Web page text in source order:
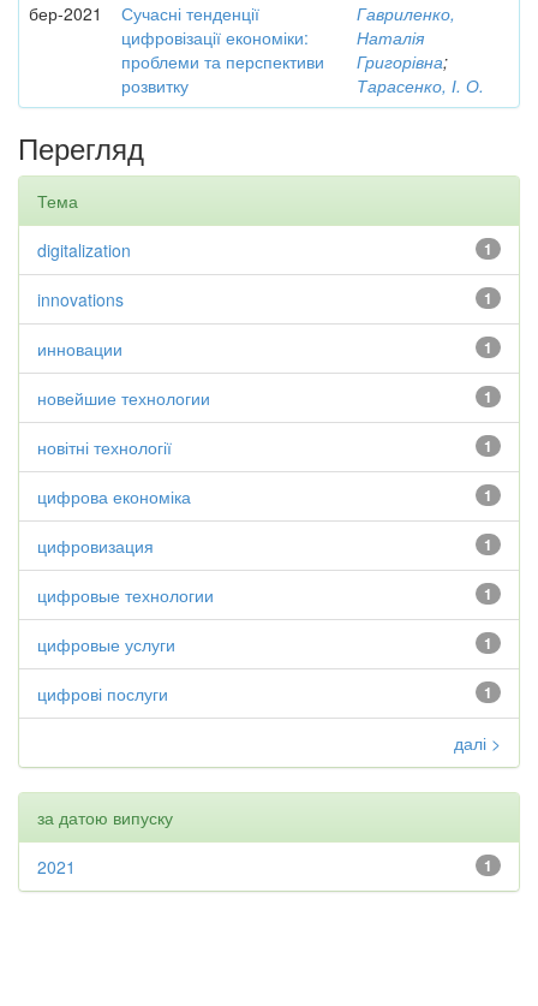
бер-2021
Сучасні тенденції
цифровізації економіки:
проблеми та перспективи
розвитку
Гавриленко,
Наталія
Григорівна;
Тарасенко, І. О.
Перегляд
Тема
1
digitalization
1
innovations
1
инновации
1
новейшие технологии
1
новітні технології
1
цифрова економіка
1
цифровизация
1
цифровые технологии
1
цифровые услуги
1
цифрові послуги
далі >
за датою випуску
1
2021